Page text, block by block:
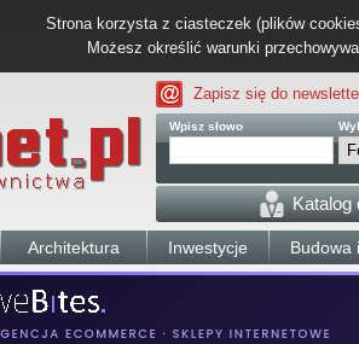
Strona korzysta z ciasteczek (plików
Możesz określić warunki
Zapisz się do
Wpisz słowo
Katalog
Architektura Inwestycje Budowa